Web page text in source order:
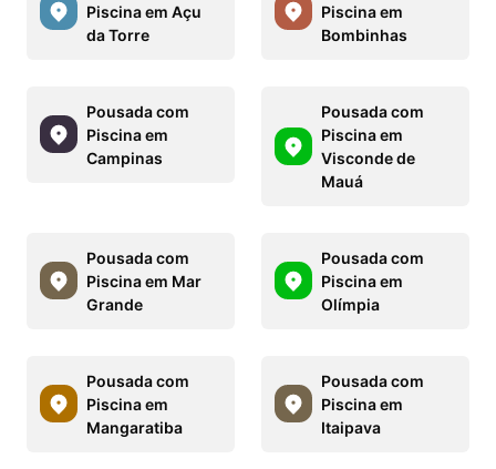
Piscina em Açu
da Torre
Piscina em
Bombinhas
Pousada com
Piscina em
Campinas
Pousada com
Piscina em
Visconde de
Mauá
Pousada com
Piscina em Mar
Grande
Pousada com
Piscina em
Olímpia
Pousada com
Piscina em
Mangaratiba
Pousada com
Piscina em
Itaipava